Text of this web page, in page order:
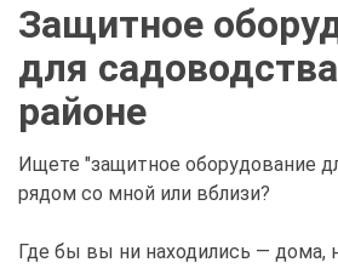
Защитное
для
районе
Ищете "защитное оборудование
рядом со мной или вблизи?
Где бы вы ни находились — дома,